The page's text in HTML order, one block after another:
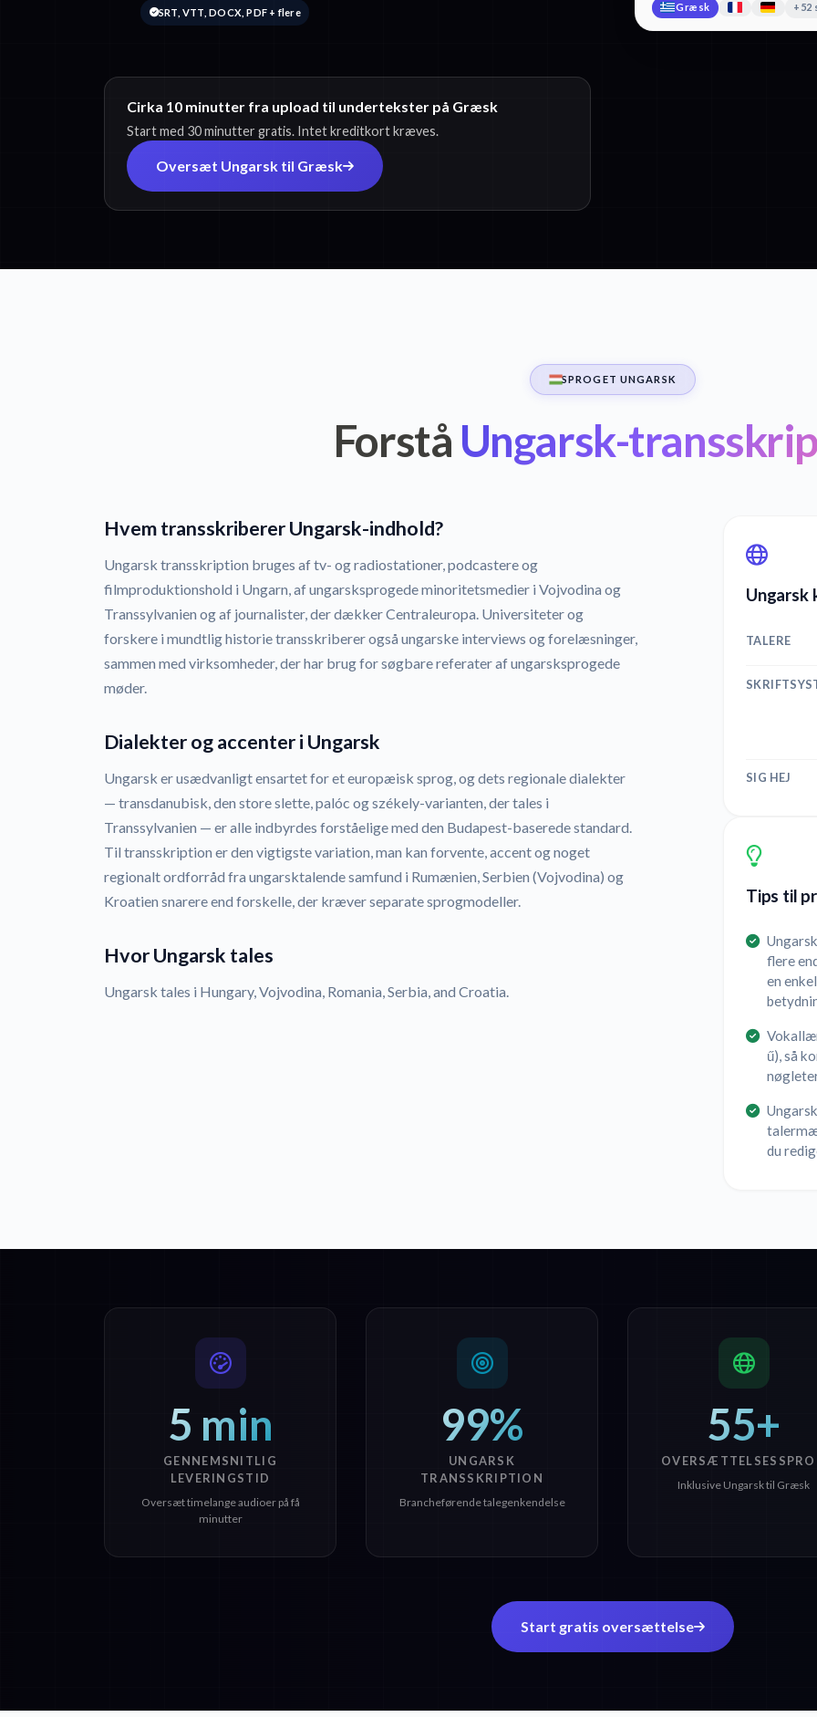
SRT, VTT, DOCX, PDF + flere
Cirka 10 minutter fra upload til undertekster på Græsk
Start med 30 minutter gratis. Intet kreditkort kræves.
Oversæt Ungarsk til Græsk
Græsk +52
SPROGET UNGARSK
Forstå Ungarsk-
Hvem transskriberer Ungarsk-indhold?
Ungarsk transskription bruges af tv- og radiostationer, podcastere og
filmproduktionshold i Ungarn, af ungarsksprogede minoritetsmedier i Vojvodina og
Transsylvanien og af journalister, der dækker Centraleuropa. Universiteter og
forskere i mundtlig historie transskriberer også ungarske interviews og forelæsninger,
sammen med virksomheder, der har brug for søgbare referater af ungarsksprogede
møder.
Dialekter og accenter i Ungarsk
Ungarsk er usædvanligt ensartet for et europæisk sprog, og dets regionale dialekter
— transdanubisk, den store slette, palóc og székely-varianten, der tales i
Transsylvanien — er alle indbyrdes forståelige med den Budapest-baserede standard.
Til transskription er den vigtigste variation, man kan forvente, accent og noget
regionalt ordforråd fra ungarsktalende samfund i Rumænien, Serbien (Vojvodina) og
Kroatien snarere end forskelle, der kræver separate sprogmodeller.
Hvor Ungarsk tales
Ungarsk tales i Hungary, Vojvodina, Romania, Serbia, and Croatia.
TALERE
SIG HEJ
Tips til
flere
en
ű), så
du
5 min
GENNEMSNITLIG
LEVERINGSTID
Oversæt timelange audioer på få
minutter
99%
UNGARSK
TRANSSKRIPTION
Brancheførende talegenkendelse
55+
Inklusive Ungarsk til Græsk
Start gratis oversættelse